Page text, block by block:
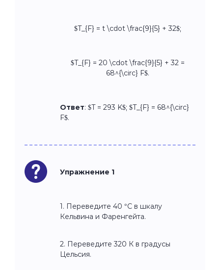
$T_{F} = t \cdot \frac{9}{5} + 32$;
$T_{F} = 20 \cdot \frac{9}{5} + 32 =
68^{\circ} F$.
Ответ: $T = 293 K$; $T_{F} = 68^{\circ}
F$.
Упражнение 1
1. Переведите 40 °C в шкалу
Кельвина и Фаренгейта.
2. Переведите 320 К в градусы
Цельсия.